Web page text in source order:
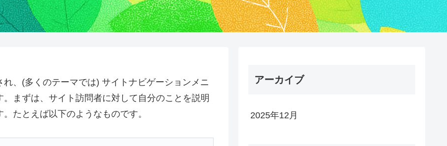
、(多くのテーマでは) サイトナビゲーションメニ
まずは、サイト訪問者に対して自分のことを説明
たとえば以下のようなものです。
アーカイブ
2025年12月